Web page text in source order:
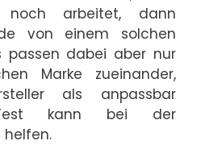
noch arbeitet, dann
von einem solchen
passen dabei aber nur
Marke zueinander,
als anpassbar
kann bei der